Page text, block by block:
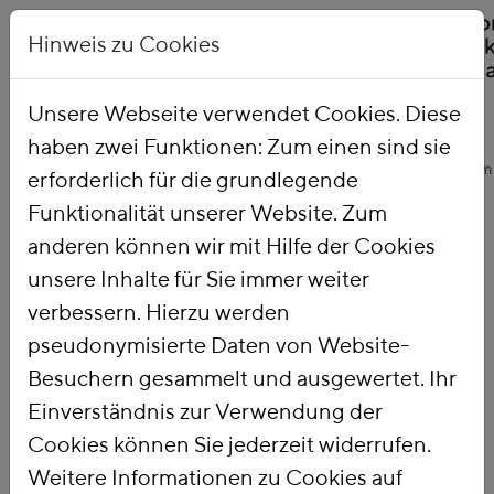
Startseite Unsere Arbeit Themen Ökologische Finanzreform
Ökologische
Finanzreform
Mit einer
Ökologischen
Finanzreform
nutzen wir die
Hinweis zu Cookies
Unsere Webseite verwendet Cookies. Diese
haben zwei Funktionen: Zum einen sind sie
erforderlich für die grundlegende
Funktionalität unserer Website. Zum
anderen können wir mit Hilfe der Cookies
unsere Inhalte für Sie immer weiter
verbessern. Hierzu werden
pseudonymisierte Daten von Website-
Besuchern gesammelt und ausgewertet. Ihr
Einverständnis zur Verwendung der
Cookies können Sie jederzeit widerrufen.
Weitere Informationen zu Cookies auf